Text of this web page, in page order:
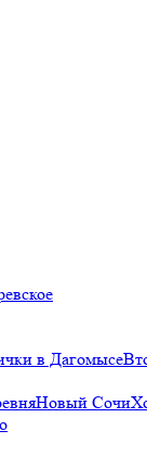
в Дагомысе
Новый Сочи